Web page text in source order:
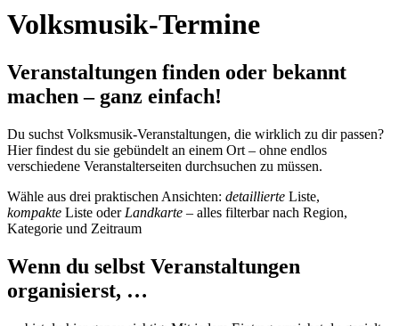
Volksmusik-Termine
Veranstaltungen finden oder bekannt
machen – ganz einfach!
Du suchst Volksmusik-Veranstaltungen, die wirklich zu dir passen?
Hier findest du sie gebündelt an einem Ort – ohne endlos
verschiedene Veranstalterseiten durchsuchen zu müssen.
Wähle aus drei praktischen Ansichten: detaillierte Liste,
kompakte Liste oder Landkarte – alles filterbar nach Region,
Kategorie und Zeitraum
Wenn du selbst Veranstaltungen
organisierst, …